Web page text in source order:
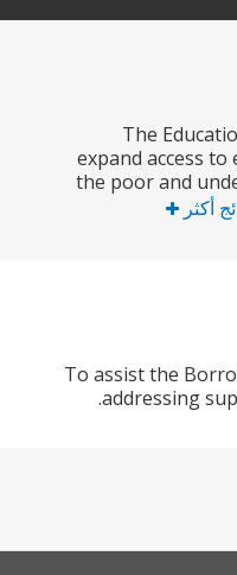
The
expand access
the poor and
أكثر
To assist the
addressing